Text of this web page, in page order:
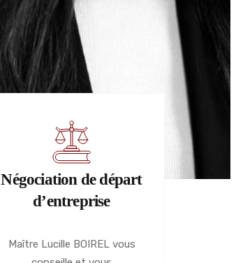
Négociation de départ
d’entreprise
Maître Lucille BOIREL vous